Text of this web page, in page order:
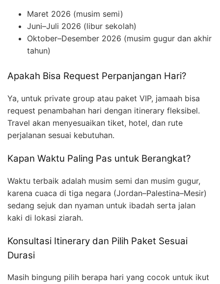
Maret 2026 (musim semi)
Juni–Juli 2026 (libur sekolah)
Oktober–Desember 2026 (musim gugur dan akhir
tahun)
Apakah Bisa Request Perpanjangan Hari?
Ya, untuk private group atau paket VIP, jamaah bisa
request penambahan hari dengan itinerary fleksibel.
Travel akan menyesuaikan tiket, hotel, dan rute
perjalanan sesuai kebutuhan.
Kapan Waktu Paling Pas untuk Berangkat?
Waktu terbaik adalah musim semi dan musim gugur,
karena cuaca di tiga negara (Jordan–Palestina–Mesir)
sedang sejuk dan nyaman untuk ibadah serta jalan
kaki di lokasi ziarah.
Konsultasi Itinerary dan Pilih Paket Sesuai
Durasi
Masih bingung pilih berapa hari yang cocok untuk ikut